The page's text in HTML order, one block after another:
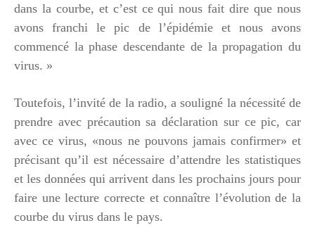
dans la courbe, et c’est ce qui nous fait dire que nous
avons franchi le pic de l’épidémie et nous avons
commencé la phase descendante de la propagation du
virus. »
Toutefois, l’invité de la radio, a souligné la nécessité de
prendre avec précaution sa déclaration sur ce pic, car
avec ce virus, «nous ne pouvons jamais confirmer» et
précisant qu’il est nécessaire d’attendre les statistiques
et les données qui arrivent dans les prochains jours pour
faire une lecture correcte et connaître l’évolution de la
courbe du virus dans le pays.